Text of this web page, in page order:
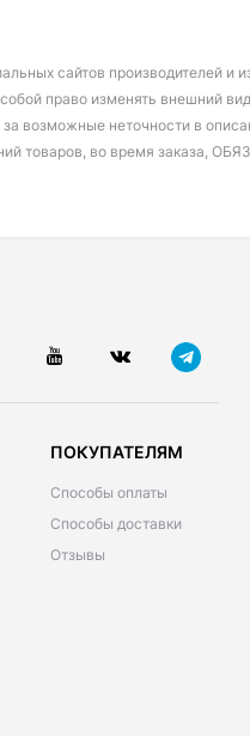
сайтов производителей и
право изменять внешний
возможные неточности в
товаров, во время заказа,
ПОКУПАТЕЛЯМ
Способы оплаты
Способы доставки
Отзывы